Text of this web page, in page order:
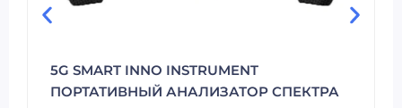
5G SMART INNO INSTRUMENT
ПОРТАТИВНЫЙ АНАЛИЗАТОР СПЕКТРА